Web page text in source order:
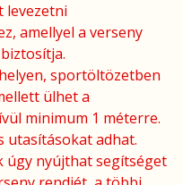
levezetni
amellyel a verseny
sportöltözetben
ülhet a
minimum 1 méterre.
utasításokat adhat.
úgy nyújthat segítséget